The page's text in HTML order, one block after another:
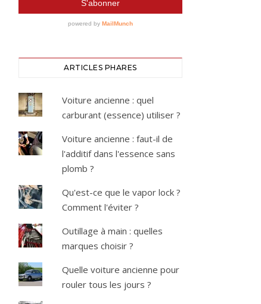
ARTICLES PHARES
Voiture ancienne : quel
carburant (essence) utiliser ?
Voiture ancienne : faut-il de
l'additif dans l'essence sans
plomb ?
Qu'est-ce que le vapor lock ?
Comment l'éviter ?
Outillage à main : quelles
marques choisir ?
Quelle voiture ancienne pour
rouler tous les jours ?